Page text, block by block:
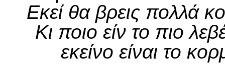
Εκεί θα βρεις πολλά
Κι ποιο είν το πιο
εκείνο είναι το